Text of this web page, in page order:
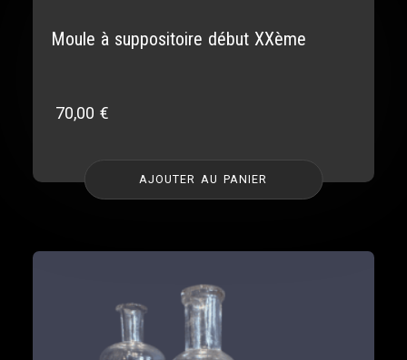
Moule à suppositoire début XXème
70,00€
AJOUTER AU PANIER